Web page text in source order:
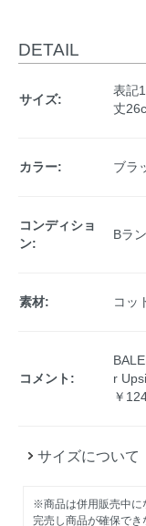
DETAIL
サイズ:
表記
丈
カラー: ブラ
コンディショ
ン:
Bラ
素材: コッ
コメント:
r
￥
サイズについて
※商品は併用販売中に
完売し商品が確保でき